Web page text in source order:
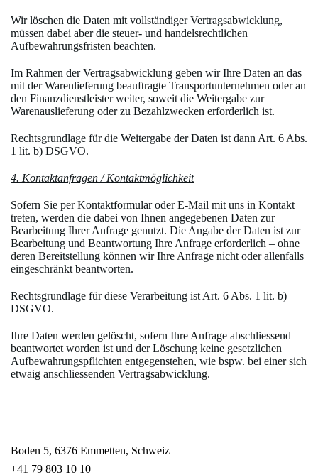
Wir löschen die Daten mit vollständiger Vertragsabwicklung,
müssen dabei aber die steuer- und handelsrechtlichen
Aufbewahrungsfristen beachten.
Im Rahmen der Vertragsabwicklung geben wir Ihre Daten an das
mit der Warenlieferung beauftragte Transportunternehmen oder an
den Finanzdienstleister weiter, soweit die Weitergabe zur
Warenauslieferung oder zu Bezahlzwecken erforderlich ist.
Rechtsgrundlage für die Weitergabe der Daten ist dann Art. 6 Abs.
1 lit. b) DSGVO.
4. Kontaktanfragen / Kontaktmöglichkeit
Sofern Sie per Kontaktformular oder E-Mail mit uns in Kontakt
treten, werden die dabei von Ihnen angegebenen Daten zur
Bearbeitung Ihrer Anfrage genutzt. Die Angabe der Daten ist zur
Bearbeitung und Beantwortung Ihre Anfrage erforderlich – ohne
deren Bereitstellung können wir Ihre Anfrage nicht oder allenfalls
eingeschränkt beantworten.
Rechtsgrundlage für diese Verarbeitung ist Art. 6 Abs. 1 lit. b)
DSGVO.
Ihre Daten werden gelöscht, sofern Ihre Anfrage abschliessend
beantwortet worden ist und der Löschung keine gesetzlichen
Aufbewahrungspflichten entgegenstehen, wie bspw. bei einer sich
etwaig anschliessenden Vertragsabwicklung.
Boden 5, 6376 Emmetten, Schweiz
+41 79 803 10 10